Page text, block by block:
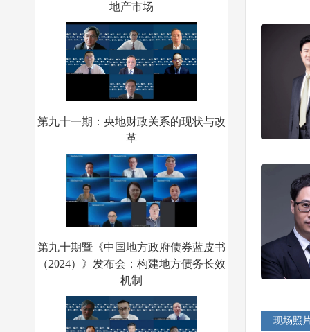
革
（2024）》发布会：构建地方债务长效
机制
现场照